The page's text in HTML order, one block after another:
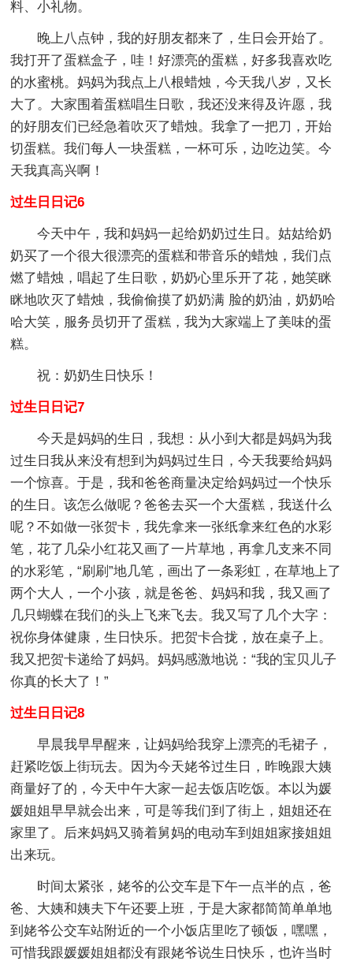
料、小礼物。
晚上八点钟，我的好朋友都来了，生日会开始了。
我打开了蛋糕盒子，哇！好漂亮的蛋糕，好多我喜欢吃
的水蜜桃。妈妈为我点上八根蜡烛，今天我八岁，又长
大了。大家围着蛋糕唱生日歌，我还没来得及许愿，我
的好朋友们已经急着吹灭了蜡烛。我拿了一把刀，开始
切蛋糕。我们每人一块蛋糕，一杯可乐，边吃边笑。今
天我真高兴啊！
过生日日记6
今天中午，我和妈妈一起给奶奶过生日。姑姑给奶
奶买了一个很大很漂亮的蛋糕和带音乐的蜡烛，我们点
燃了蜡烛，唱起了生日歌，奶奶心里乐开了花，她笑眯
眯地吹灭了蜡烛，我偷偷摸了奶奶满 脸的奶油，奶奶哈
哈大笑，服务员切开了蛋糕，我为大家端上了美味的蛋
糕。
祝：奶奶生日快乐！
过生日日记7
今天是妈妈的生日，我想：从小到大都是妈妈为我
过生日我从来没有想到为妈妈过生日，今天我要给妈妈
一个惊喜。于是，我和爸爸商量决定给妈妈过一个快乐
的生日。该怎么做呢？爸爸去买一个大蛋糕，我送什么
呢？不如做一张贺卡，我先拿来一张纸拿来红色的水彩
笔，花了几朵小红花又画了一片草地，再拿几支来不同
的水彩笔，“刷刷”地几笔，画出了一条彩虹，在草地上了
两个大人，一个小孩，就是爸爸、妈妈和我，我又画了
几只蝴蝶在我们的头上飞来飞去。我又写了几个大字：
祝你身体健康，生日快乐。把贺卡合拢，放在桌子上。
我又把贺卡递给了妈妈。妈妈感激地说：“我的宝贝儿子
你真的长大了！”
过生日日记8
早晨我早早醒来，让妈妈给我穿上漂亮的毛裙子，
赶紧吃饭上街玩去。因为今天姥爷过生日，昨晚跟大姨
商量好了的，今天中午大家一起去饭店吃饭。本以为媛
媛姐姐早早就会出来，可是等我们到了街上，姐姐还在
家里了。后来妈妈又骑着舅妈的电动车到姐姐家接姐姐
出来玩。
时间太紧张，姥爷的公交车是下午一点半的点，爸
爸、大姨和姨夫下午还要上班，于是大家都简简单单地
到姥爷公交车站附近的一个小饭店里吃了顿饭，嘿嘿，
可惜我跟媛媛姐姐都没有跟姥爷说生日快乐，也许当时